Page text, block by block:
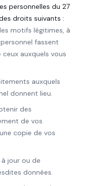
personnelles du 27
droits suivants :
motifs légitimes, à
fassent
auxquels vous
auxquels
donnent lieu.
des
de vos
copie de vos
jour ou de
données.